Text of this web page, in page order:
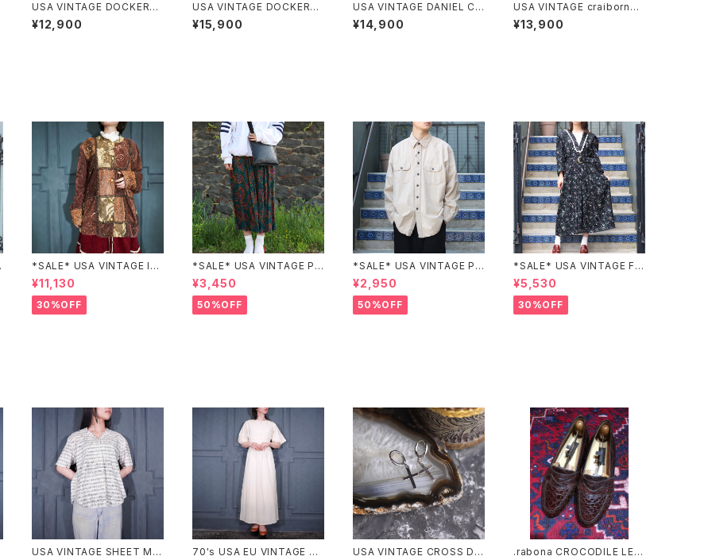
USA VINTAGE DOCKERS
RECODE TUCK DESIGN LI
NEN SLACKS PANTS/アメ
¥12,900
USA VINTAGE DOCKERS
PREMIUM TUCK DESIGN
LINEN WIDE SLACKS PAN
¥15,900
USA VINTAGE DANIEL CR
EMIEUX TUCK DESIGN LI
NEN WIDE SLACKS PANT
¥14,900
USA VINTAGE craiborne
TUCK DESIGN LINEN RA
MIE RAYON WIDE SLACK
¥13,900
*SALE* USA VINTAGE Ind
igo moon PATCHWORK E
MBROIDERY DESIGN JAC
KET/アメリカ古着パッチワー
ク刺繍ジャケット
¥11,130
30%OFF
*SALE* USA VINTAGE PAI
SLEY PATTERNED DESIG
N SKIRT/アメリカ古着ペイズ
リー柄デザインスカート
¥3,450
50%OFF
*SALE* USA VINTAGE PO
CKET DESIGN SHIRT/アメ
リカ古着ポケットデザインシャ
ツ
¥2,950
50%OFF
*SALE* USA VINTAGE FL
OWER PATTERNED LACE
COLLAR BELTED ONE PIE
CE/アメリカ古着花柄レース
襟ベルテッドワンピース
¥5,530
30%OFF
USA VINTAGE SHEET MU
70's USA EU VINTAGE HA
USA VINTAGE CROSS DE
.rabona CROCODILE LEA